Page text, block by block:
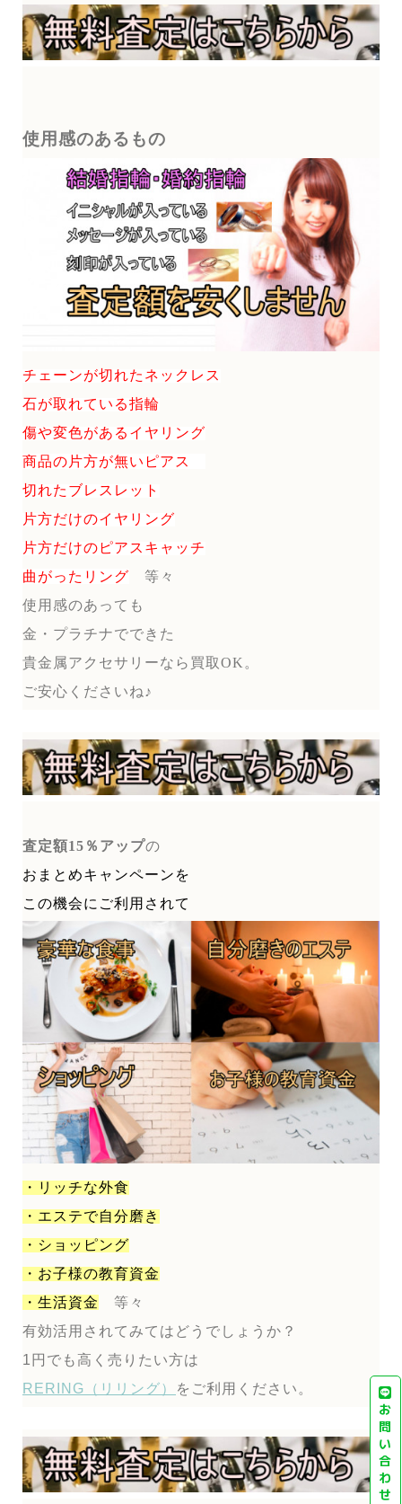
使用感のあるもの
チェーンが切れたネックレス
石が取れている指輪
傷や変色があるイヤリング
商品の片方が無いピアス
切れたブレスレット
片方だけのイヤリング
片方だけのピアスキャッチ
曲がったリング
等々
使用感のあっても
金・プラチナでできた
貴金属アクセサリーなら買取OK。
ご安心くださいね♪
査定額15％アップの
おまとめキャンペーンを
この機会にご利用されて
・リッチな外食
・エステで自分磨き
・ショッピング
・お子様の教育資金
・生活資金
等々
有効活用されてみてはどうでしょうか？
1円でも高く売りたい方は
RERING（リリング）
をご利用ください。
お
問
い
合
わ
せ